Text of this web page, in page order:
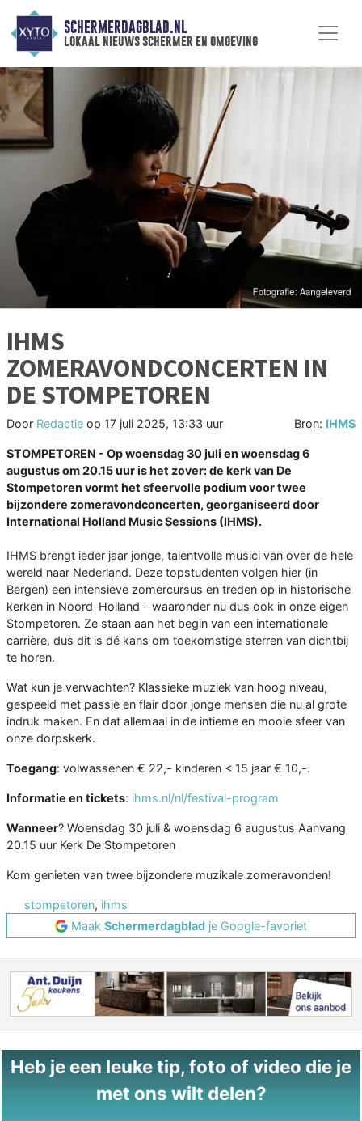
SCHERMERDAGBLAD.NL
lokaal nieuws schermer en omgeving
IHMS
ZOMERAVONDCONCERTEN IN
DE STOMPETOREN
Door Redactie op 17 juli 2025, 13:33 uur Bron: IHMS
STOMPETOREN - Op woensdag 30 juli en woensdag 6
augustus om 20.15 uur is het zover: de kerk van De
Stompetoren vormt het sfeervolle podium voor twee
bijzondere zomeravondconcerten, georganiseerd door
International Holland Music Sessions (IHMS).
IHMS brengt ieder jaar jonge, talentvolle musici van over de hele
wereld naar Nederland. Deze topstudenten volgen hier (in
Bergen) een intensieve zomercursus en treden op in historische
kerken in Noord-Holland – waaronder nu dus ook in onze eigen
Stompetoren. Ze staan aan het begin van een internationale
carrière, dus dit is dé kans om toekomstige sterren van dichtbij
te horen.
Wat kun je verwachten? Klassieke muziek van hoog niveau,
gespeeld met passie en flair door jonge mensen die nu al grote
indruk maken. En dat allemaal in de intieme en mooie sfeer van
onze dorpskerk.
Toegang: volwassenen € 22,- kinderen < 15 jaar € 10,-.
Informatie en tickets: ihms.nl/nl/festival-program
Wanneer? Woensdag 30 juli & woensdag 6 augustus Aanvang
20.15 uur Kerk De Stompetoren
Kom genieten van twee bijzondere muzikale zomeravonden!
stompetoren, ihms
Maak Schermerdagblad je Google-favoriet
Heb je een leuke tip, foto of video die je
met ons wilt delen?